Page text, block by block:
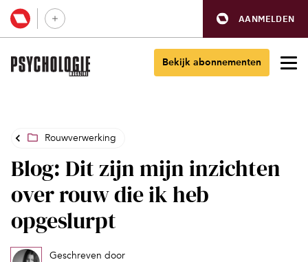
AANMELDEN
Bekijk abonnementen
Rouwverwerking
Blog: Dit zijn mijn inzichten
over rouw die ik heb
opgeslurpt
Geschreven door